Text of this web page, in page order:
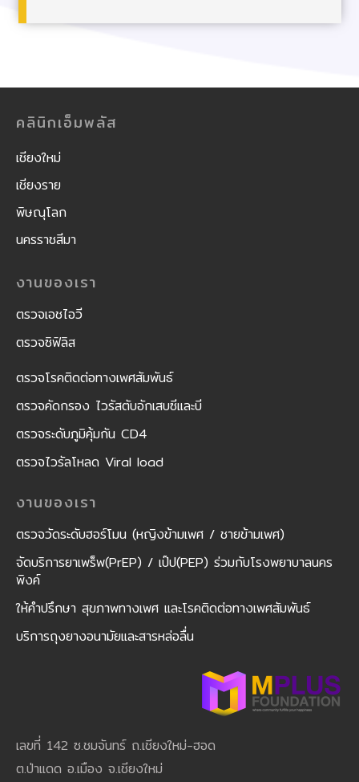
คลินิกเอ็มพลัส
เชียงใหม่
เชียงราย
พิษณุโลก
นครราชสีมา
งานของเรา
ตรวจเอชไอวี
ตรวจซิฟิลิส
ตรวจโรคติดต่อทางเพศสัมพันธ์
ตรวจคัดกรอง ไวรัสตับอักเสบซีและบี
ตรวจระดับภูมิคุ้มกัน CD4
ตรวจไวรัลโหลด Viral load
งานของเรา
ตรวจวัดระดับฮอร์โมน (หญิงข้ามเพศ / ชายข้ามเพศ)
จัดบริการยาเพร็พ(PrEP) / เป๊ป(PEP) ร่วมกับโรงพยาบาลนคร
พิงค์
ให้คำปรึกษา สุขภาพทางเพศ และโรคติดต่อทางเพศสัมพันธ์
บริการถุงยางอนามัยและสารหล่อลื่น
เลขที่ 142 ซ.ชมจันทร์ ถ.เชียงใหม่-ฮอด
ต.ป่าแดด อ.เมือง จ.เชียงใหม่